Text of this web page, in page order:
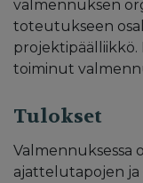
valmennuksen
toteutukseen
toiminut
Tulokset
Valmennuksessa
ajattelutapojen ja